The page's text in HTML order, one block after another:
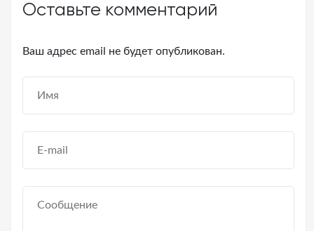
Оставьте комментарий
Ваш адрес email не будет опубликован.